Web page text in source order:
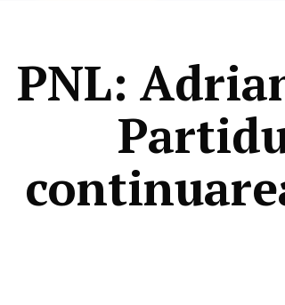
PNL: